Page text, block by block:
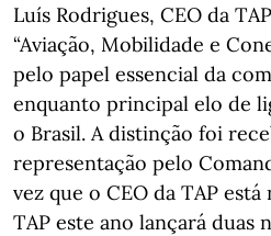
Luís Rodrigues, CEO da
“Aviação, Mobilidade e
pelo papel essencial da
enquanto principal elo de
o Brasil. A distinção foi
representação pelo
vez que o CEO da TAP está
TAP este ano lançará duas